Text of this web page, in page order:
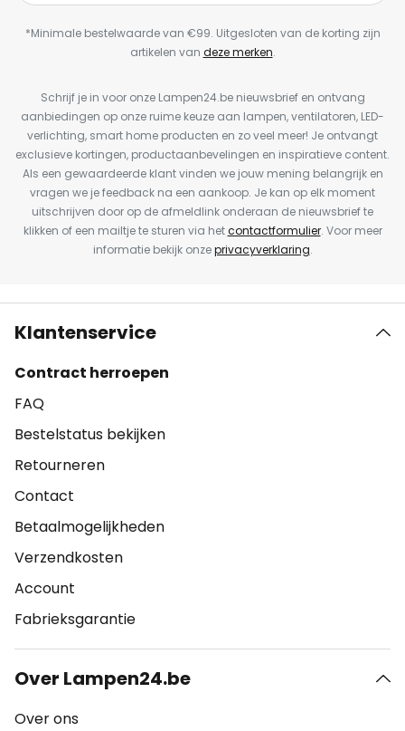
*Minimale bestelwaarde van €99. Uitgesloten van de korting zijn
artikelen van deze merken.
Schrijf je in voor onze Lampen24.be nieuwsbrief en ontvang
aanbiedingen op onze ruime keuze aan lampen, ventilatoren, LED-
verlichting, smart home producten en zo veel meer! Je ontvangt
exclusieve kortingen, productaanbevelingen en inspiratieve content.
Als een gewaardeerde klant vinden we jouw mening belangrijk en
vragen we je feedback na een aankoop. Je kan op elk moment
uitschrijven door op de afmeldlink onderaan de nieuwsbrief te
klikken of een mailtje te sturen via hetcontactformulier. Voor meer
informatie bekijk onzeprivacyverklaring.
Klantenservice
Contract herroepen
FAQ
Bestelstatus bekijken
Retourneren
Contact
Betaalmogelijkheden
Verzendkosten
Account
Fabrieksgarantie
Over Lampen24.be
Over ons